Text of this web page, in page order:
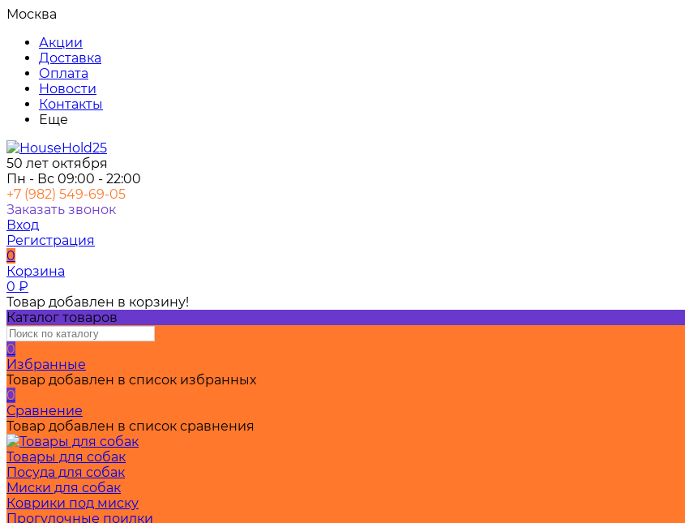
Москва
Акции
Доставка
Оплата
Новости
Контакты
Еще
50 лет октября
Пн - Вс 09:00 - 22:00
+7 (982) 549-69-05
Заказать звонок
Вход
Регистрация
0
Корзина
0 ₽
Товар добавлен в корзину!
Каталог товаров
0
Избранные
Товар добавлен в список избранных
0
Сравнение
Товар добавлен в список сравнения
Товары для собак
Посуда для собак
Миски для собак
Коврики под миску
Прогулочные поилки